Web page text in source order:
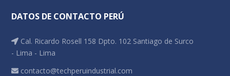
DATOS DE CONTACTO PERÚ
Cal. Ricardo Rosell 158 Dpto. 102 Santiago de Surco
- Lima - Lima
contacto@techperuindustrial.com